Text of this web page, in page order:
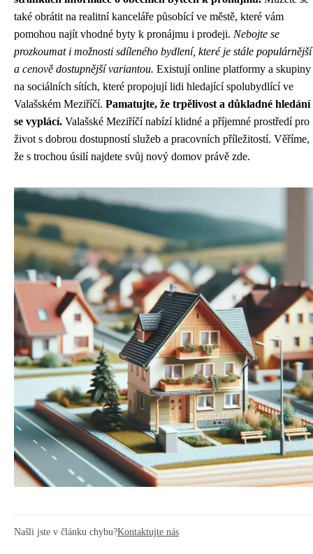
také obrátit na realitní kanceláře působící ve městě, které vám
pomohou najít vhodné byty k pronájmu i prodeji. Nebojte se
prozkoumat i možnosti sdíleného bydlení, které je stále populárnější
a cenově dostupnější variantou. Existují online platformy a skupiny
na sociálních sítích, které propojují lidi hledající spolubydlící ve
Valašském Meziříčí. Pamatujte, že trpělivost a důkladné hledání
se vyplácí. Valašské Meziříčí nabízí klidné a příjemné prostředí pro
život s dobrou dostupností služeb a pracovních příležitostí. Věříme,
že s trochou úsilí najdete svůj nový domov právě zde.
Našli jste v článku chybu?Kontaktujte nás